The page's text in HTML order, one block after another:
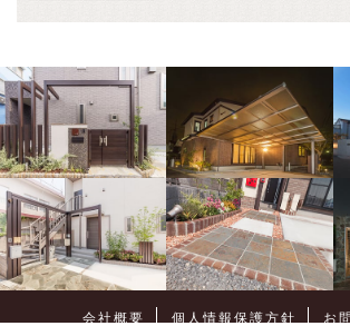
会社概要 個人情報保護方針 お